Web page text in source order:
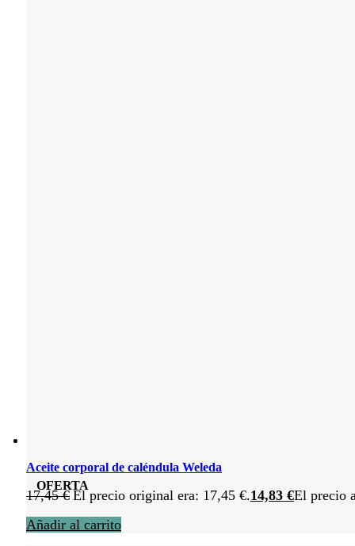
OFERTA
Aceite corporal de caléndula Weleda
17,45€ El precio original era: 17,45 €.14,83 €El precio
Añadir al carrito